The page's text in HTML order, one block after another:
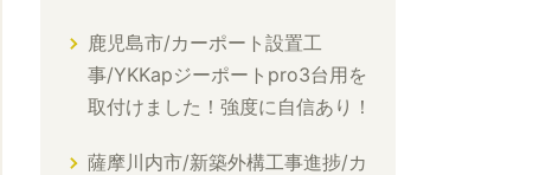
鹿児島市/カーポート設置工
事/YKKapジーポートpro3台用を
取付けました！強度に自信あり！
薩摩川内市/新築外構工事進捗/カ